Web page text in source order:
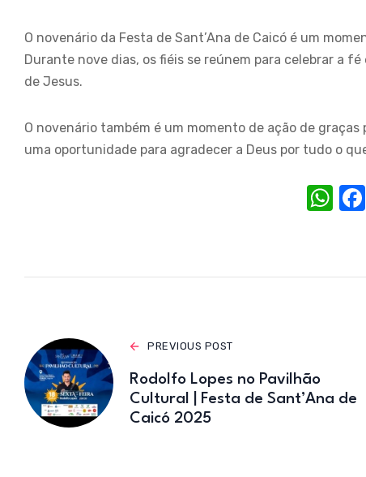
O novenário da Festa de Sant’Ana de Caicó é um
Durante nove dias, os fiéis se reúnem para celebrar a
de Jesus.
O novenário também é um momento de ação de
uma oportunidade para agradecer a Deus por tudo o
W
s
PREVIOUS POST
Rodolfo Lopes no Pavilhão
Cultural | Festa de Sant’Ana de
Caicó 2025